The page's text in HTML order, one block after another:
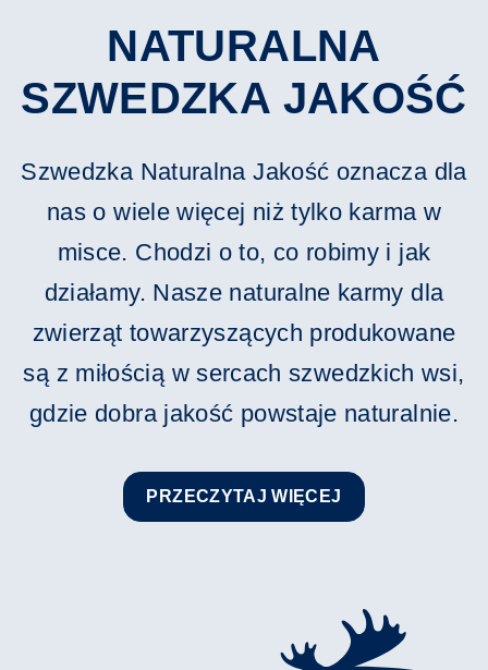
NATURALNA
SZWEDZKA JAKOŚĆ
Szwedzka Naturalna Jakość oznacza dla
nas o wiele więcej niż tylko karma w
misce. Chodzi o to, co robimy i jak
działamy. Nasze naturalne karmy dla
zwierząt towarzyszących produkowane
są z miłością w sercach szwedzkich wsi,
gdzie dobra jakość powstaje naturalnie.
PRZECZYTAJ WIĘCEJ